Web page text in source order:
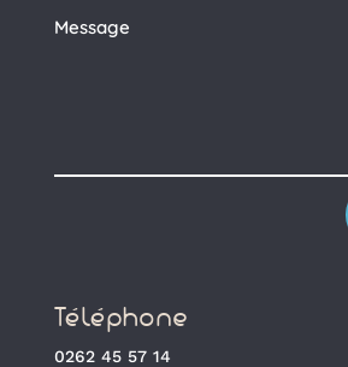
Téléphone
0262 45 57 14